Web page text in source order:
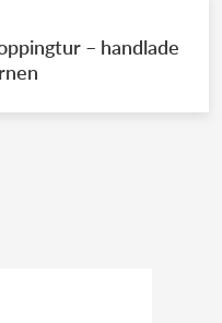
– handlade